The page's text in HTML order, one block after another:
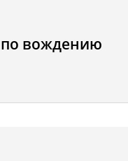
вождению